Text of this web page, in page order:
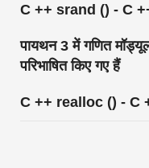
C ++ srand () - C
पायथन 3 में गणित
परिभाषित किए गए हैं
C ++ realloc () - C